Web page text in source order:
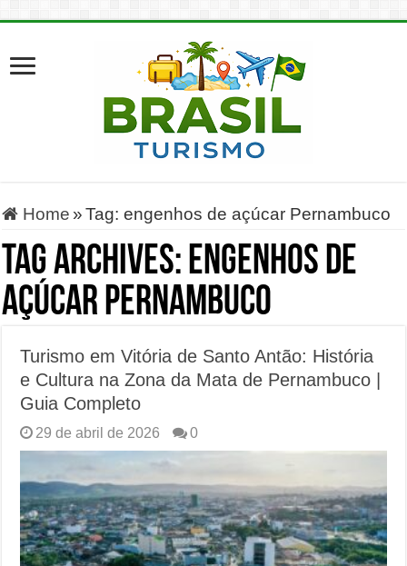
Home » Tag:engenhos de açúcar Pernambuco
Tag Archives: engenhos de
açúcar Pernambuco
Turismo em Vitória de Santo Antão: História
e Cultura na Zona da Mata de Pernambuco |
Guia Completo
29 de abril de 2026 0